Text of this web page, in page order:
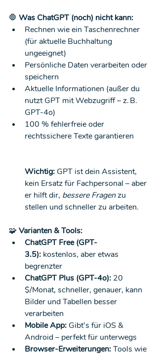
🛑 Was ChatGPT (noch) nicht kann:
Rechnen wie ein Taschenrechner
(für aktuelle Buchhaltung
ungeeignet)
Persönliche Daten verarbeiten oder
speichern
Aktuelle Informationen (außer du
nutzt GPT mit Webzugriff – z. B.
GPT-4o)
100 % fehlerfreie oder
rechtssichere Texte garantieren
Wichtig: GPT ist dein Assistent,
kein Ersatz für Fachpersonal – aber
er hilft dir, bessere Fragen zu
stellen und schneller zu arbeiten.
🧩 Varianten & Tools:
ChatGPT Free (GPT-
3.5): kostenlos, aber etwas
begrenzter
ChatGPT Plus (GPT-4o): 20
$/Monat, schneller, genauer, kann
Bilder und Tabellen besser
verarbeiten
Mobile App: Gibt’s für iOS &
Android – perfekt für unterwegs
Browser-Erweiterungen: Tools wie